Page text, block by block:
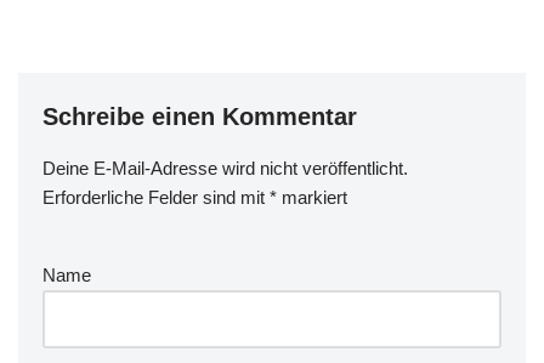
Schreibe einen Kommentar
Deine E-Mail-Adresse wird nicht veröffentlicht.
Erforderliche Felder sind mit * markiert
Name